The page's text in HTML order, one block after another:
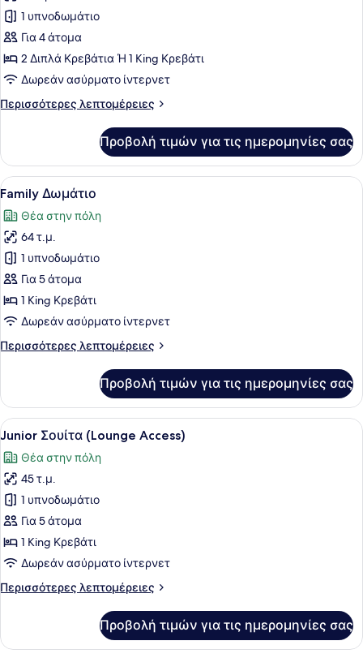
για
Standard
Δωμάτιο
(Downtown
View)
1 υπνοδωμάτιο
Για 4 άτομα
2 Διπλά Κρεβάτια Ή 1 King Κρεβάτι
Δωρεάν ασύρματο ίντερνετ
Περισσότερες λεπτομέρειες
Περισσότερες
Δωμάτιο
(Downtown
View)
Προβολή τιμών για τις ημερομηνίες σας
Προβολή
όλων
των
φωτογραφιών
για
Family
Δωμάτιο
Ένα σύγχρονο δωμάτιο
10
Family Δωμάτιο
Θέα στην πόλη
64 τ.μ.
1 υπνοδωμάτιο
Για 5 άτομα
1 King Κρεβάτι
Δωρεάν ασύρματο ίντερνετ
Περισσότερες λεπτομέρειες
Περισσότερες
Δωμάτιο
Προβολή τιμών για τις ημερομηνίες σας
Προβολή
όλων
των
φωτογραφιών
για
Junior
Σουίτα
(Lounge
Access)
Ένα σύγχρονο δωμάτιο
8
Junior Σουίτα (Lounge Access)
Θέα στην πόλη
45 τ.μ.
1 υπνοδωμάτιο
Για 5 άτομα
1 King Κρεβάτι
Δωρεάν ασύρματο ίντερνετ
Περισσότερες λεπτομέρειες
Περισσότερες
Σουίτα
Προβολή τιμών για τις ημερομηνίες σας